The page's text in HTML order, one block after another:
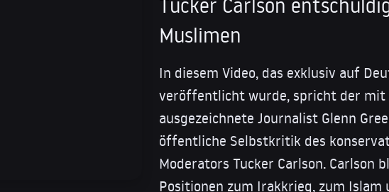
Tucker Carlson
Muslimen
In diesem Video, das exklusiv auf
veröffentlicht wurde, spricht der mit
ausgezeichnete Journalist Glenn
öffentliche Selbstkritik des
Moderators Tucker Carlson. Carlson
Positionen zum Irakkrieg, zum Islam